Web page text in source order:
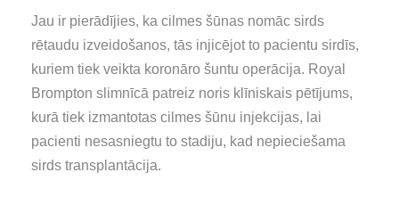
Jau ir pierādījies, ka cilmes šūnas nomāc sirds
rētaudu izveidošanos, tās injicējot to pacientu sirdīs,
kuriem tiek veikta koronāro šuntu operācija. Royal
Brompton slimnīcā patreiz noris klīniskais pētījums,
kurā tiek izmantotas cilmes šūnu injekcijas, lai
pacienti nesasniegtu to stadiju, kad nepieciešama
sirds transplantācija.